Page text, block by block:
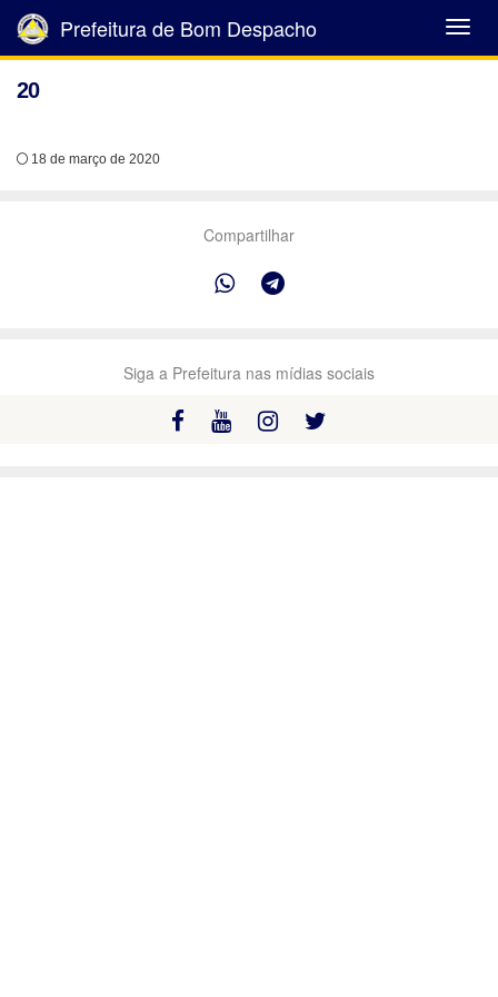
Abrir
Menu
Prefeitura de Bom Despacho
20
18 de março de 2020
Compartilhar
Siga a Prefeitura nas mídias sociais